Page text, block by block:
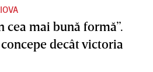
cea mai bună formă”.
decât victoria